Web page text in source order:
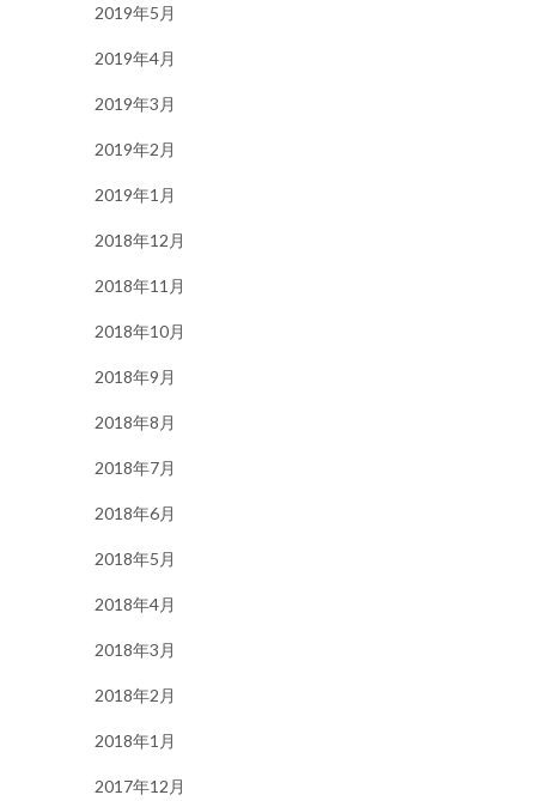
2019年5月
2019年4月
2019年3月
2019年2月
2019年1月
2018年12月
2018年11月
2018年10月
2018年9月
2018年8月
2018年7月
2018年6月
2018年5月
2018年4月
2018年3月
2018年2月
2018年1月
2017年12月